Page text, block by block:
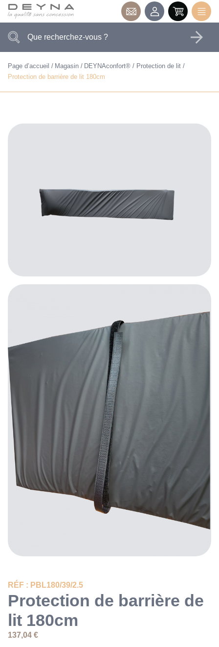
Page d’accueil Magasin DEYNAconfort®
Protection de lit
Protection de barrière de lit 180cm
RÉF : PBL180/39/2.5
Protection de barrière de
lit 180cm
137,04 €